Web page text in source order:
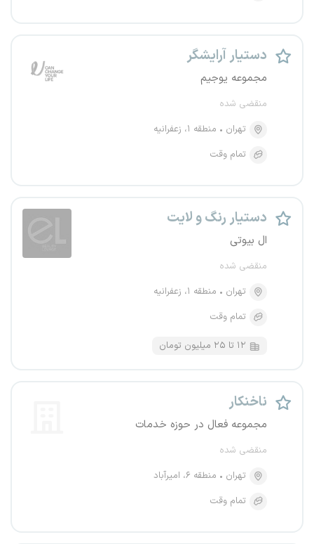
دستیار آرایشگر
مجموعه یوجیم
منقضی شده
تهران
منطقه ۱، زعفرانیه
تمام وقت
دستیار رنگ و لایت
ال بیوتی
منقضی شده
تهران
منطقه ۱، زعفرانیه
تمام وقت
۱۲ تا ۲۵ میلیون تومان
ناخنکار
مجموعه فعال در حوزه خدمات
منقضی شده
تهران
منطقه ۶، امیرآباد
تمام وقت